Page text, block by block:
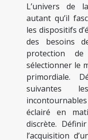
L’univers de
autant qu’il
les dispositifs
des besoins
protection de
sélectionner le
primordiale.
suivantes
éclairé en
discrète.
l’acquisition